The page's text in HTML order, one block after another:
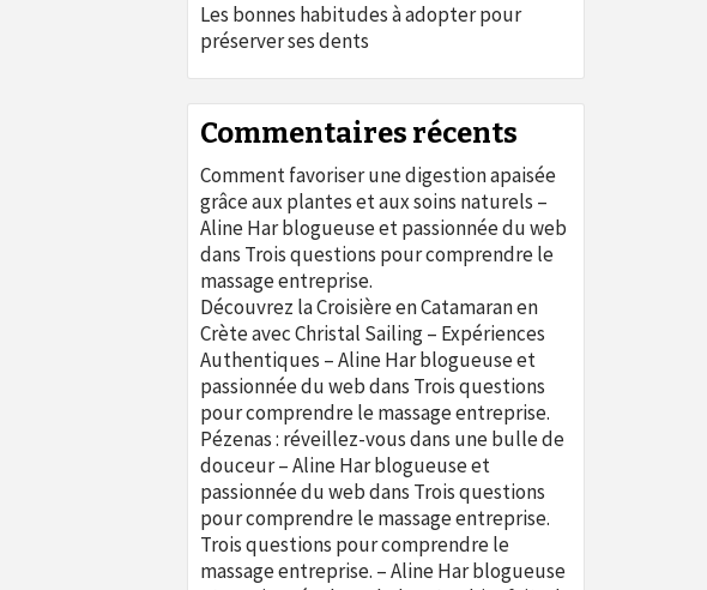
Les bonnes habitudes à adopter pour
préserver ses dents
Commentaires récents
Comment favoriser une digestion apaisée
grâce aux plantes et aux soins naturels –
Aline Har blogueuse et passionnée du web
dans Trois questions pour comprendre le
massage entreprise.
Découvrez la Croisière en Catamaran en
Crète avec Christal Sailing – Expériences
Authentiques – Aline Har blogueuse et
passionnée du webdans Trois questions
pour comprendre le massage entreprise.
Pézenas : réveillez-vous dans une bulle de
douceur – Aline Har blogueuse et
passionnée du webdans Trois questions
pour comprendre le massage entreprise.
Trois questions pour comprendre le
massage entreprise. – Aline Har blogueuse